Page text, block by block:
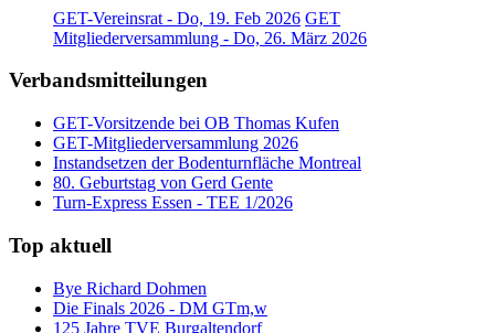
GET-Vereinsrat - Do, 19. Feb 2026 GET
Mitgliederversammlung - Do, 26. März 2026
Verbandsmitteilungen
GET-Vorsitzende bei OB Thomas Kufen
GET-Mitgliederversammlung 2026
Instandsetzen der Bodenturnfläche Montreal
80. Geburtstag von Gerd Gente
Turn-Express Essen - TEE 1/2026
Top aktuell
Bye Richard Dohmen
Die Finals 2026 - DM GTm,w
125 Jahre TVE Burgaltendorf